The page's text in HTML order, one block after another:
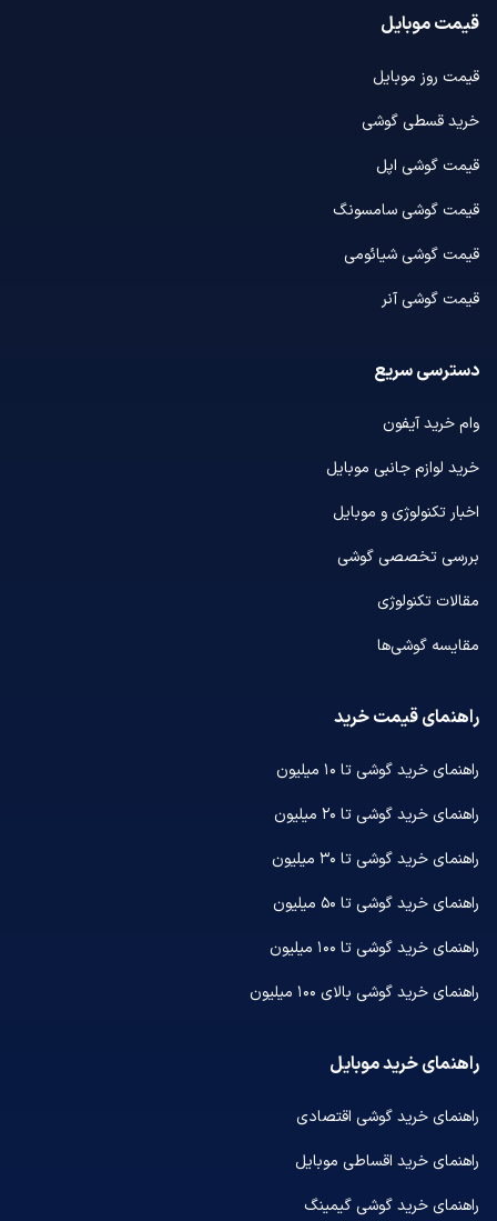
قیمت موبایل
قیمت روز موبایل
خرید قسطی گوشی
قیمت گوشی اپل
قیمت گوشی سامسونگ
قیمت گوشی شیائومی
قیمت گوشی آنر
دسترسی سریع
وام خرید آیفون
خرید لوازم جانبی موبایل
اخبار تکنولوژی و موبایل
بررسی تخصصی گوشی
مقالات تکنولوژی
مقایسه گوشی‌ها
راهنمای قیمت خرید
راهنمای خرید گوشی تا ۱۰ میلیون
راهنمای خرید گوشی تا ۲۰ میلیون
راهنمای خرید گوشی تا ۳۰ میلیون
راهنمای خرید گوشی تا ۵۰ میلیون
راهنمای خرید گوشی تا ۱۰۰ میلیون
راهنمای خرید گوشی بالای ۱۰۰ میلیون
راهنمای خرید موبایل
راهنمای خرید گوشی اقتصادی
راهنمای خرید اقساطی موبایل
راهنمای خرید گوشی گیمینگ